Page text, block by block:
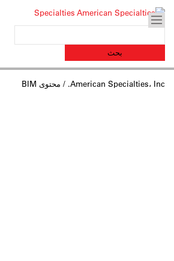
American Specialties، Inc. / محتوى BIM